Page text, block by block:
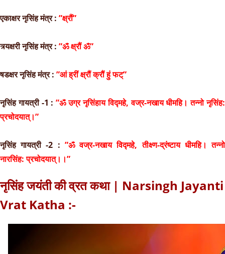
एकाक्षर नृसिंह मंत्र : ”क्ष्रौं”
त्र्यक्षरी नृसिंह मंत्र : ”ॐ क्ष्रौं ॐ”
षडक्षर नृसिंह मंत्र : ”आं ह्रीं क्ष्रौं क्रौं हुं फट्”
नृसिंह गायत्री -1 :”ॐ उग्र नृसिंहाय विद्महे, वज्र-नखाय धीमहि। तन्नो नृसिंह:
प्रचोदयात्।”
नृसिंह गायत्री -2 : ”ॐ वज्र-नखाय विद्महे, तीक्ष्ण-द्रंष्टाय धीमहि। तन्नो
नारसिंह: प्रचोदयात्।।”
नृसिंह जयंती की व्रत कथा | Narsingh Jayanti
Vrat Katha :-